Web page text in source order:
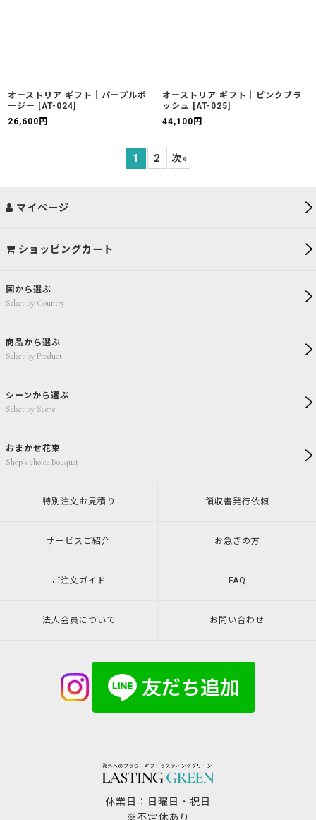
オーストリア ギフト｜パープルポ
ージー
[AT-024]
26,600 円
オーストリア ギフト｜ピンクブラ
ッシュ
[AT-025]
44,100 円
1 2 次»
国から選ぶ
Select by Country
商品から選ぶ
Select by Product
シーンから選ぶ
Select by Scene
おまかせ花束
Shop's choice Bouquet
マイページ
ショッピングカート
特別注文 お見積り 領収書発行依頼
サービスご紹介 お急ぎの方
ご注文ガイド FAQ
法人会員について お問い合わせ
休業日：日曜日・祝日
※不定休あり